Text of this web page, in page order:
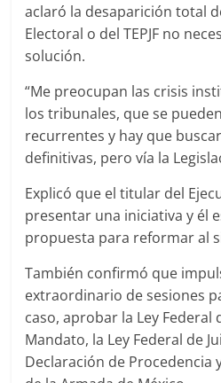
aclaró la desaparición total
Electoral o del TEPJF no
solución.
“Me preocupan las crisis
los tribunales, que se
recurrentes y hay que
definitivas, pero vía la
Explicó que el titular del
presentar una iniciativa y él
propuesta para reformar al
También confirmó que
extraordinario de sesiones
caso, aprobar la Ley Federal
Mandato, la Ley Federal de
Declaración de Procedencia